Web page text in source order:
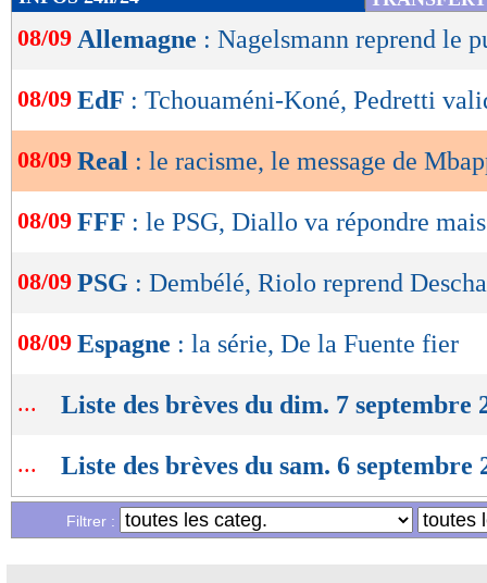
de
lecture
OK
08/09 Allemagne : Nagelsmann reprend le
08/09 EdF : Tchouaméni-Koné, Pedretti
08/09 Real : le racisme, le message de
08/09 FFF : le PSG, Diallo va répondre
08/09 PSG : Dembélé, Riolo reprend
08/09 Espagne : la série, De la Fuente fier
... Liste des brèves du dim. 7 septembre
... Liste des brèves du sam. 6 septembre
Filtrer :